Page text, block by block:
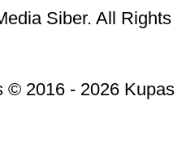
Siber. All Rights
© 2016 - 2026 Kupas